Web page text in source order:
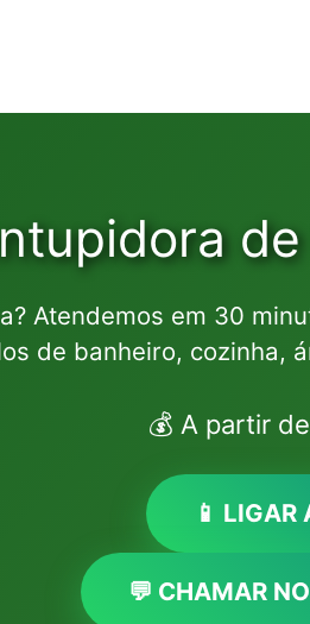
Atendemos em 30
de banheiro, cozinha,
💰 A partir de
📱 LIGAR
💬 CHAMAR